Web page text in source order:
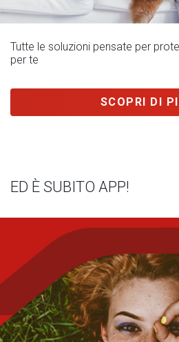
Tutte le soluzioni pensate per
per te
SCOPRI DI
ED È SUBITO APP!